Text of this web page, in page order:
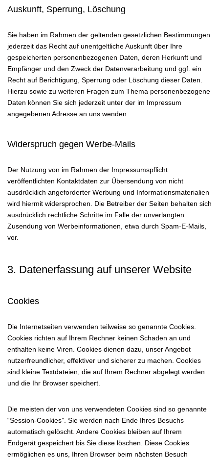
Auskunft, Sperrung, Löschung
Sie haben im Rahmen der geltenden gesetzlichen Bestimmungen
jederzeit das Recht auf unentgeltliche Auskunft über Ihre
gespeicherten personenbezogenen Daten, deren Herkunft und
Empfänger und den Zweck der Datenverarbeitung und ggf. ein
Recht auf Berichtigung, Sperrung oder Löschung dieser Daten.
Hierzu sowie zu weiteren Fragen zum Thema personenbezogene
Daten können Sie sich jederzeit unter der im Impressum
angegebenen Adresse an uns wenden.
Widerspruch gegen Werbe-Mails
Der Nutzung von im Rahmen der Impressumspflicht
veröffentlichten Kontaktdaten zur Übersendung von nicht
ausdrücklich angeforderter Werbung und Informationsmaterialien
wird hiermit widersprochen. Die Betreiber der Seiten behalten sich
ausdrücklich rechtliche Schritte im Falle der unverlangten
Zusendung von Werbeinformationen, etwa durch Spam-E-Mails,
vor.
3. Datenerfassung auf unserer Website
Cookies
Die Internetseiten verwenden teilweise so genannte Cookies.
Cookies richten auf Ihrem Rechner keinen Schaden an und
enthalten keine Viren. Cookies dienen dazu, unser Angebot
nutzerfreundlicher, effektiver und sicherer zu machen. Cookies
sind kleine Textdateien, die auf Ihrem Rechner abgelegt werden
und die Ihr Browser speichert.
Die meisten der von uns verwendeten Cookies sind so genannte
“Session-Cookies”. Sie werden nach Ende Ihres Besuchs
automatisch gelöscht. Andere Cookies bleiben auf Ihrem
Endgerät gespeichert bis Sie diese löschen. Diese Cookies
ermöglichen es uns, Ihren Browser beim nächsten Besuch